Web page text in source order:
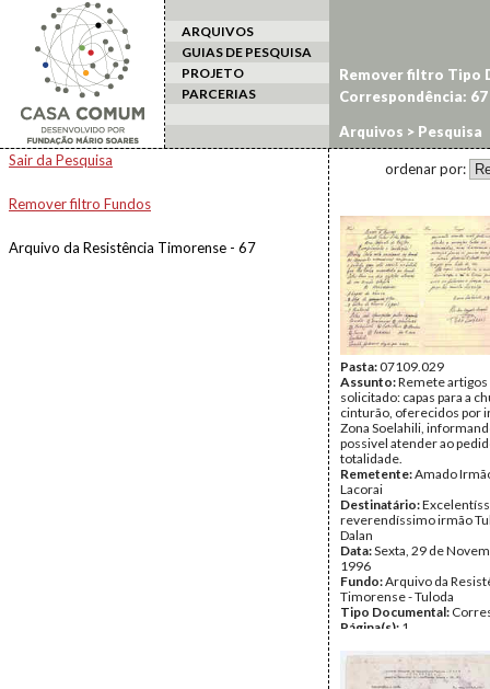
ARQUIVOS
GUIAS DE PESQUISA
PROJETO
PARCERIAS
Arquivos > Pesquisa
Sair da Pesquisa
Remover filtro Fundos
Arquivo da Resistência Timorense - 67
Remover filtro Tipo
Correspondência: 67
ordenar por:
Pasta:07109.029
Assunto:Remete
solicitado: capas para a
cinturão, oferecidos por
Zona Soelahili,
possivel atender ao
totalidade.
Remetente:Amado
Lacorai
Destinatário:
reverendíssimo irmão
Dalan
Data:Sexta, 29 de
1996
Fundo:Arquivo da
Timorense - Tuloda
Tipo Documental:
Página(s): 1